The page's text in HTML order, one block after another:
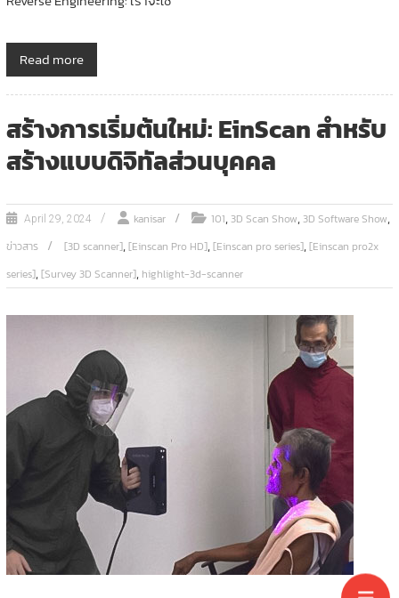
Read more
สร้างการเริ่มต้นใหม่: EinScan สำหรับ
สร้างแบบดิจิทัลส่วนบุคคล
April 29, 2024 kanisar 101,3D Scan Show,3D Software Show,
ข่าวสาร [3D scanner],[Einscan Pro HD],[Einscan pro series],[Einscan pro2x
series],[Survey 3D Scanner], highlight-3d-scanner